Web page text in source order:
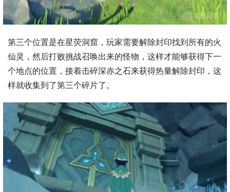
第三个位置是在星荧洞窟，玩家需要解除封印找到所有的火
仙灵，然后打败挑战召唤出来的怪物，这样才能够获得下一
个地点的位置，接着击碎深赤之石来获得热量解除封印，这
样就收集到了第三个碎片了。